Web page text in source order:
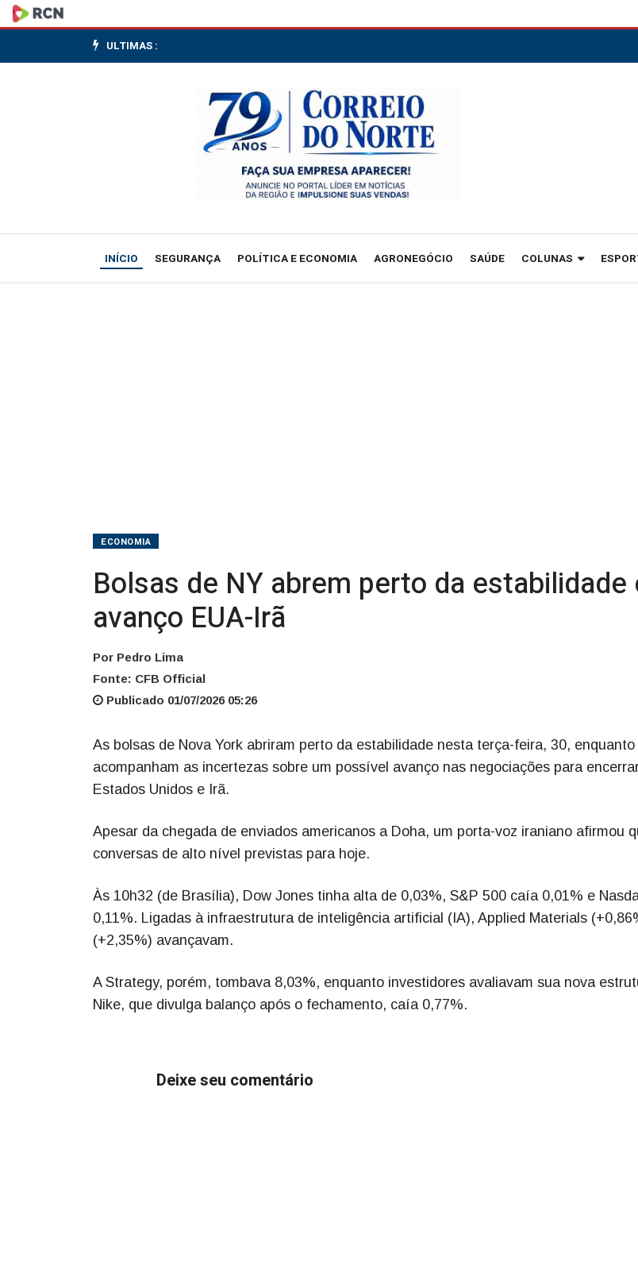
Bolsas
de
estabilidade
ULTIMAS :
INÍCIO SEGURANÇA POLÍTICA E ECONOMIA AGRONEGÓCIO SAÚDE COLUNAS
ECONOMIA
Bolsas de NY abrem perto da
avanço EUA-Irã
Por Pedro Lima
Fonte: CFB Official
Publicado 01/07/2026 05:26
As bolsas de Nova York abriram perto da estabilidade nesta terça-feira, 30,
acompanham as incertezas sobre um possível avanço nas negociações para
Estados Unidos e Irã.
Apesar da chegada de enviados americanos a Doha, um porta-voz iraniano afirmou
conversas de alto nível previstas para hoje.
Às 10h32 (de Brasília), Dow Jones tinha alta de 0,03%, S&P 500 caía 0,01% e
0,11%. Ligadas à infraestrutura de inteligência artificial (IA), Applied Materials
(+2,35%) avançavam.
A Strategy, porém, tombava 8,03%, enquanto investidores avaliavam sua nova
Nike, que divulga balanço após o fechamento, caía 0,77%.
Deixe seu comentário